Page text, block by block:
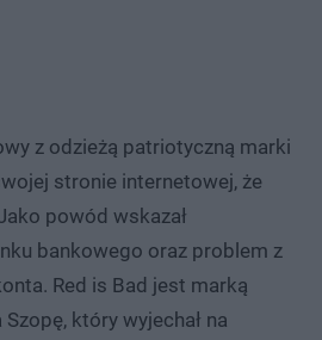
z odzieżą patriotyczną marki
stronie internetowej, że
powód wskazał
bankowego oraz problem z
Red is Bad jest marką
Szopę, który wyjechał na